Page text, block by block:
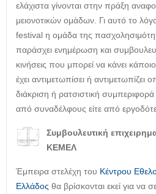
ελάχιστα γίνονται στην πράξη
μειονοτικών ομάδων. Γι αυτό το
festival η ομάδα της
παράσχει ενημέρωση και
κινήσεις που μπορεί να κάνει
έχει αντιμετωπίσει ή
διάκριση ή ρατσιστική
από συναδέλφους είτε από
Συμβουλευτική
ΚΕΜΕΛ
Έμπειρα στελέχη του Κέντρου
Ελλάδος θα βρίσκονται εκεί για να